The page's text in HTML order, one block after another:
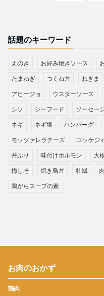
話題のキーワード
えのき お好み焼きソース
たまねぎ つくね丼 ねぎま
アヒージョ ウスターソース
シソ シーフード ソーセー
ネギ ネギ塩 ハンバーグ
モッツァレラチーズ ユッケジ
丼ぶり 味付けホルモン 大
梅しそ 焼き鳥丼 牡蠣 肉
鶏がらスープの素
お肉のおかず
鶏肉